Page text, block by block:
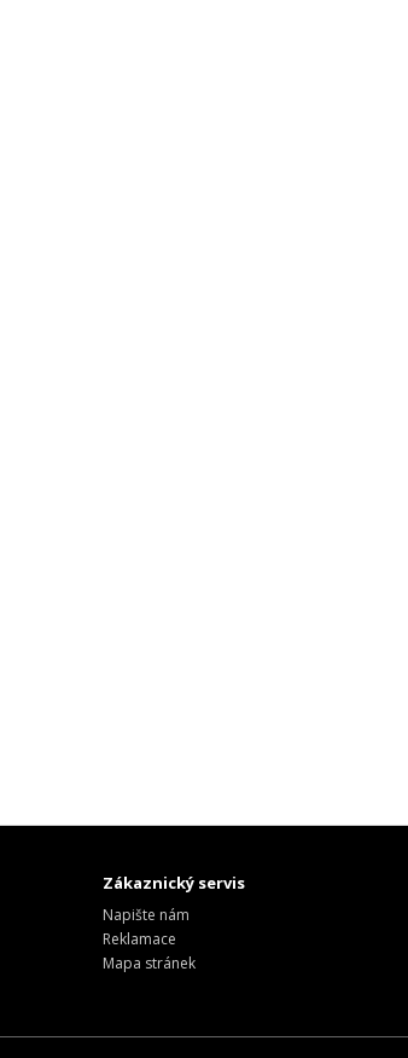
Zákaznický servis
Napište nám
Reklamace
Mapa stránek